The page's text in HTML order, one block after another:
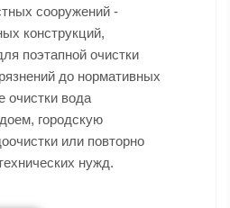
сооружений -
конструкций,
поэтапной очистки
до нормативных
очистки вода
городскую
или повторно
нужд.